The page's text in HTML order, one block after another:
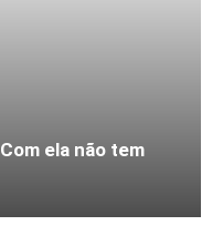
ela não tem